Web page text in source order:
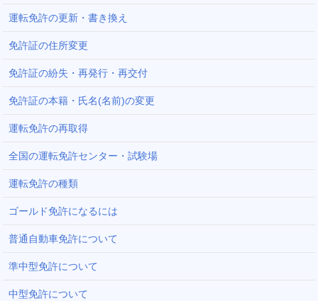
運転免許の更新・書き換え
免許証の住所変更
免許証の紛失・再発行・再交付
免許証の本籍・氏名(名前)の変更
運転免許の再取得
全国の運転免許センター・試験場
運転免許の種類
ゴールド免許になるには
普通自動車免許について
準中型免許について
中型免許について